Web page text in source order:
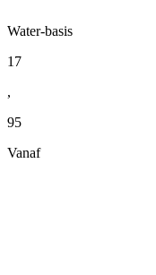
Water-basis
17
,
95
Vanaf